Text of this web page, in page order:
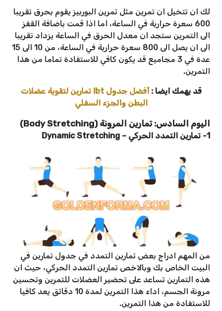
لك ان تتخيل ان تمرين مثل تمرين البوربيز يقوم بحرق تقريبا
600 سعرة حرارية في الساعة، اما اذا قمت باضافة القفز
الى التمرين ستجد ان معدل الحرق في الساعة يزداد تقريبا
الى ان يصل الى 800 سعرة حرارية في الساعة، من 10 الى 15
عدة في 3 مجاميع قد يكون كافي للاستفادة تماما من هذا
التمرين.
قد يهمك ايضا :
أفضل جدول lbt تمارين لتقوية عضلات
البطن والجزء السفلي
اليوم السادس: تمارين المرونة (Body Stretching)
1- تمارين التمدد الحركي –
من المهم ادراج بعض تمارين التمدد في جدول تمارين في
البيت الخاص بك وبالاخص تمارين التمدد الحركي، حيث ان
هذه التمارين تساعد على تحضير العضلات للتمرين وتحسين
مرونة الجسم، اداء هذا التمرين لمدة 10 دقائق يعد كافيا
للاستفادة من هذا التمرين.